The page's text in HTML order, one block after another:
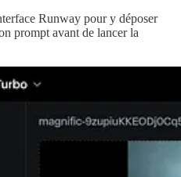
Runway pour y déposer
prompt avant de lancer la